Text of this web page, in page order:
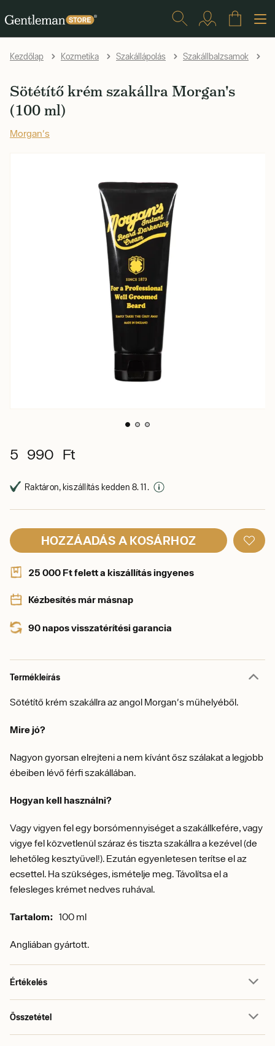
Kezdőlap Kozmetika Szakállápolás Szakállbalzsamok
Sötétítő krém szakállra Morgan's
(100 ml)
Morgan's
5 990 Ft
Raktáron, kiszállítás kedden 8. 11.
HOZZÁADÁS A KOSÁRHOZ
25 000 Ft felett a kiszállítás ingyenes
Kézbesítés már másnap
90 napos visszatérítési garancia
Termékleírás
Sötétítő krém szakállra az angol Morgan's műhelyéből.
Mire jó?
Nagyon gyorsan elrejteni a nem kívánt ősz szálakat a legjobb
ébeiben lévő férfi szakállában.
Hogyan kell használni?
Vagy vigyen fel egy borsómennyiséget a szakállkefére, vagy
vigye fel közvetlenül száraz és tiszta szakállra a kezével (de
lehetőleg kesztyűvel!). Ezután egyenletesen terítse el az
ecsettel. Ha szükséges, ismételje meg. Távolítsa el a
felesleges krémet nedves ruhával.
Tartalom: 100 ml
Angliában gyártott.
Értékelés
Összetétel